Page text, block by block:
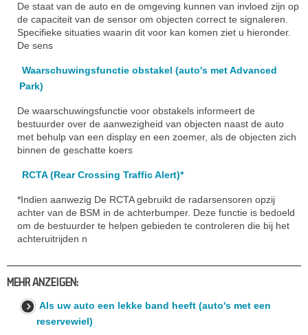
De staat van de auto en de omgeving kunnen van invloed zijn op
de capaciteit van de sensor om objecten correct te signaleren.
Specifieke situaties waarin dit voor kan komen ziet u hieronder.
De sens
Waarschuwingsfunctie obstakel (auto's met Advanced
Park)
De waarschuwingsfunctie voor obstakels informeert de
bestuurder over de aanwezigheid van objecten naast de auto
met behulp van een display en een zoemer, als de objecten zich
binnen de geschatte koers
RCTA (Rear Crossing Traffic Alert)*
*Indien aanwezig De RCTA gebruikt de radarsensoren opzij
achter van de BSM in de achterbumper. Deze functie is bedoeld
om de bestuurder te helpen gebieden te controleren die bij het
achteruitrijden n
MEHR ANZEIGEN:
Als uw auto een lekke band heeft (auto's met een
reservewiel)